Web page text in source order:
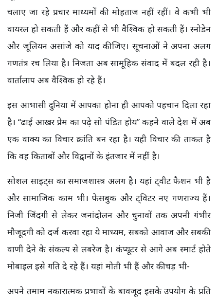
चलाए जा रहे प्रचार माध्यमों की मोहताज नहीं रहीं। वे कभी भी
वायरल हो सकती हैं और कहीं से भी वैश्विक हो सकती हैं। स्नोडेन
और जूलियन असांजे को याद कीजिए। सूचनाओं ने अपना अलग
गणतंत्र रच लिया है। निजता अब सामूहिक संवाद में बदल रही है।
वार्तालाप अब वैश्विक हो रहे हैं।
इस आभासी दुनिया में आपका होना ही आपको पहचान दिला रहा
है। “ढाई आखर प्रेम का पढ़े सो पंडित होय” कहने वाले देश में अब
एक वाक्य का विचार क्रांति बन रहा है। यही विचार की ताकत है
कि वह किताबों और विद्वानों के इंतजार में नहीं है।
सोशल साइट्स का समाजशास्त्र अलग है। यहां ट्वीट फैशन भी है
और सामाजिक काम भी। फेसबुक और ट्विटर नए गणराज्य हैं।
निजी जिंदगी से लेकर जनांदोलन और चुनावों तक अपनी गंभीर
मौजूदगी को दर्ज करवा रहा ये माध्यम, सबको आवाज और सबकी
वाणी देने के संकल्प से लबरेज है। कंप्यूटर से आगे अब स्मार्ट होते
मोबाइल इसे गति दे रहे हैं। यहां मोती भी हैं और कीचड़ भी-
अपने तमाम नकारात्मक प्रभावों के बावजूद इसके उपयोग के प्रति